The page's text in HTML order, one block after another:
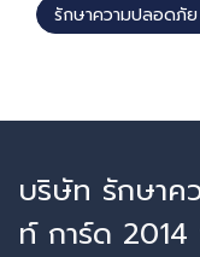
รักษาความปลอดภั
บริษัท รักษาค
ท์ การ์ด 2014